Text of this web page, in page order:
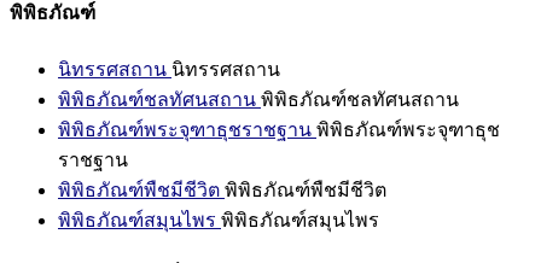
พิพิธภัณฑ์
นิทรรศสถาน นิทรรศสถาน
พิพิธภัณฑ์ชลทัศนสถาน พิพิธภัณฑ์ชลทัศนสถาน
พิพิธภัณฑ์พระจุฑาธุชราชฐาน พิพิธภัณฑ์พระจุฑาธุช
ราชฐาน
พิพิธภัณฑ์พืชมีชีวิต พิพิธภัณฑ์พืชมีชีวิต
พิพิธภัณฑ์สมุนไพร พิพิธภัณฑ์สมุนไพร